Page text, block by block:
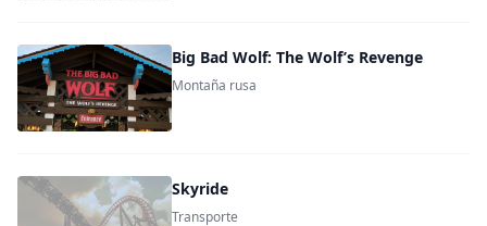
Big Bad Wolf: The Wolf’s Revenge
Montaña rusa
Skyride
Transporte